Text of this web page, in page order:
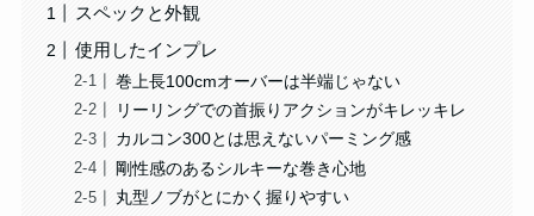
スペックと外観
使用したインプレ
巻上長100cmオーバーは半端じゃない
リーリングでの首振りアクションがキレッキレ
カルコン300とは思えないパーミング感
剛性感のあるシルキーな巻き心地
丸型ノブがとにかく握りやすい